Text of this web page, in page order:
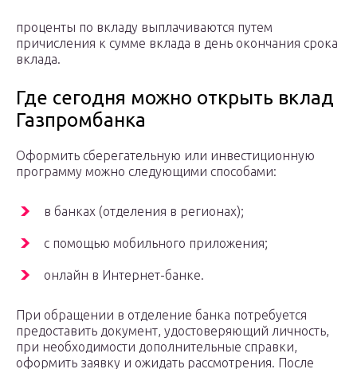
проценты по вкладу выплачиваются путем
причисления к сумме вклада в день окончания срока
вклада.
Где сегодня можно открыть вклад
Газпромбанка
Оформить сберегательную или инвестиционную
программу можно следующими способами:
в банках (отделения в регионах);
с помощью мобильного приложения;
онлайн в Интернет-банке.
При обращении в отделение банка потребуется
предоставить документ, удостоверяющий личность,
при необходимости дополнительные справки,
оформить заявку и ожидать рассмотрения. После